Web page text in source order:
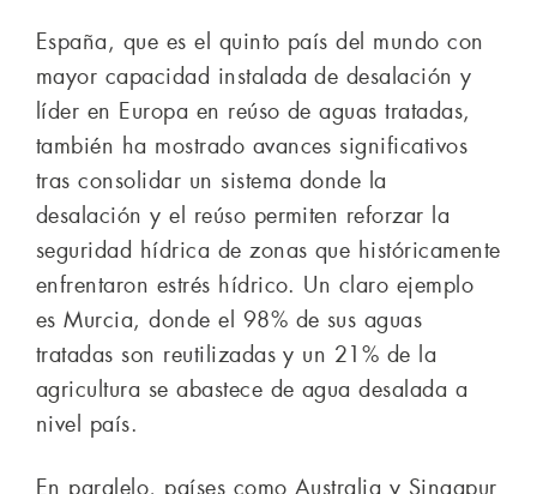
España, que es el quinto país del mundo con
mayor capacidad instalada de desalación y
líder en Europa en reúso de aguas tratadas,
también ha mostrado avances significativos
tras consolidar un sistema donde la
desalación y el reúso permiten reforzar la
seguridad hídrica de zonas que históricamente
enfrentaron estrés hídrico. Un claro ejemplo
es Murcia, donde el 98% de sus aguas
tratadas son reutilizadas y un 21% de la
agricultura se abastece de agua desalada a
nivel país.
En paralelo, países como Australia y Singapur